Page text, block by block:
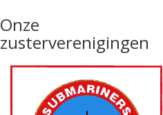
Onze
zusterverenigingen